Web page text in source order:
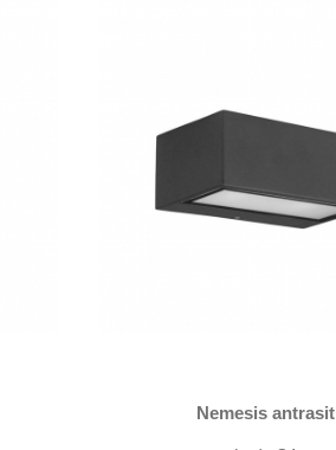
Nemesis antrasit